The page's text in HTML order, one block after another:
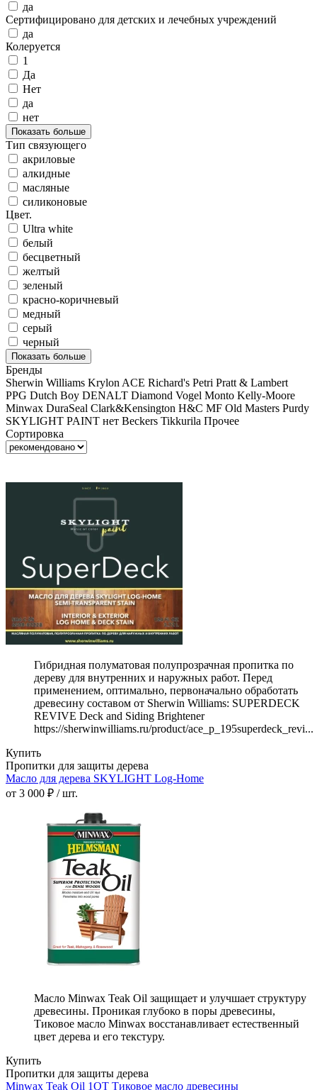
да
Сертифицировано для детских и лечебных учреждений
да
Колеруется
1
Да
Нет
да
нет
Показать больше
Тип связующего
акриловые
алкидные
масляные
силиконовые
Цвет.
Ultra white
белый
бесцветный
желтый
зеленый
красно-коричневый
медный
серый
черный
Показать больше
Бренды
Sherwin Williams Krylon ACE Richard's Petri Pratt & Lambert
PPG Dutch Boy DENALT Diamond Vogel Monto Kelly-Moore
Minwax DuraSeal Clark&Kensington H&C MF Old Masters Purdy
SKYLIGHT PAINT нет Beckers Tikkurila Прочее
Сортировка
Гибридная полуматовая полупрозрачная пропитка по
дереву для внутренних и наружных работ. Перед
применением, оптимально, первоначально обработать
древесину составом от Sherwin Williams: SUPERDECK
REVIVE Deck and Siding Brightener
https://sherwinwilliams.ru/product/ace_p_195superdeck_revi...
Купить
Пропитки для защиты дерева
Масло для дерева SKYLIGHT Log-Home
от 3 000 ₽ / шт.
Масло Minwax Teak Oil защищает и улучшает структуру
древесины. Проникая глубоко в поры древесины,
Тиковое масло Minwax восстанавливает естественный
цвет дерева и его текстуру.
Купить
Пропитки для защиты дерева
Minwax Teak Oil 1QT Тиковое масло древесины